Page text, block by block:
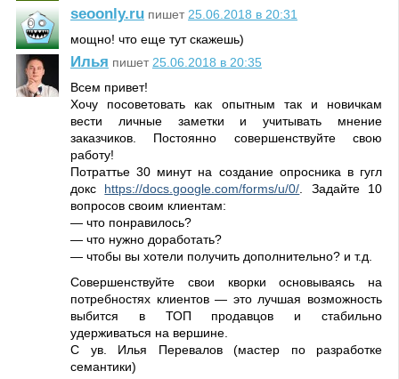
seoonly.ru пишет 25.06.2018 в 20:31
мощно! что еще тут скажешь)
Илья пишет 25.06.2018 в 20:35
Всем привет!
Хочу посоветовать как опытным так и новичкам
вести личные заметки и учитывать мнение
заказчиков. Постоянно совершенствуйте свою
работу!
Потраттье 30 минут на создание опросника в гугл
докс https://docs.google.com/forms/u/0/. Задайте 10
вопросов своим клиентам:
— что понравилось?
— что нужно доработать?
— чтобы вы хотели получить дополнительно? и т.д.
Совершенствуйте свои кворки основываясь на
потребностях клиентов — это лучшая возможность
выбится в ТОП продавцов и стабильно
удерживаться на вершине.
С ув. Илья Перевалов (мастер по разработке
семантики)